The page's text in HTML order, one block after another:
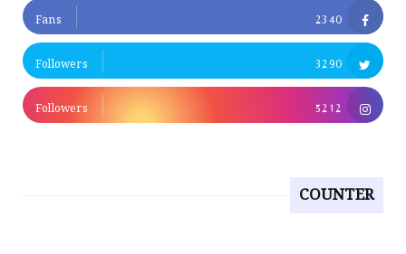
2340
Fans
3290
Followers
5212
Followers
COUNTER